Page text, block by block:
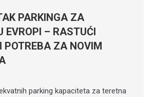
PARKINGA ZA
EVROPI – RASTUĆI
POTREBA ZA NOVIM
parking kapaciteta za teretna